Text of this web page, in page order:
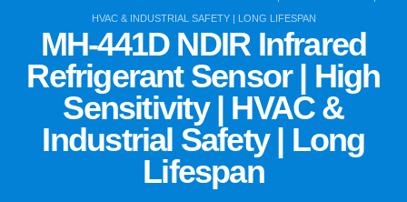
HVAC & INDUSTRIAL SAFETY | LONG LIFESPAN
MH-441D NDIR Infrared
Refrigerant Sensor | High
Sensitivity | HVAC &
Industrial Safety | Long
Lifespan